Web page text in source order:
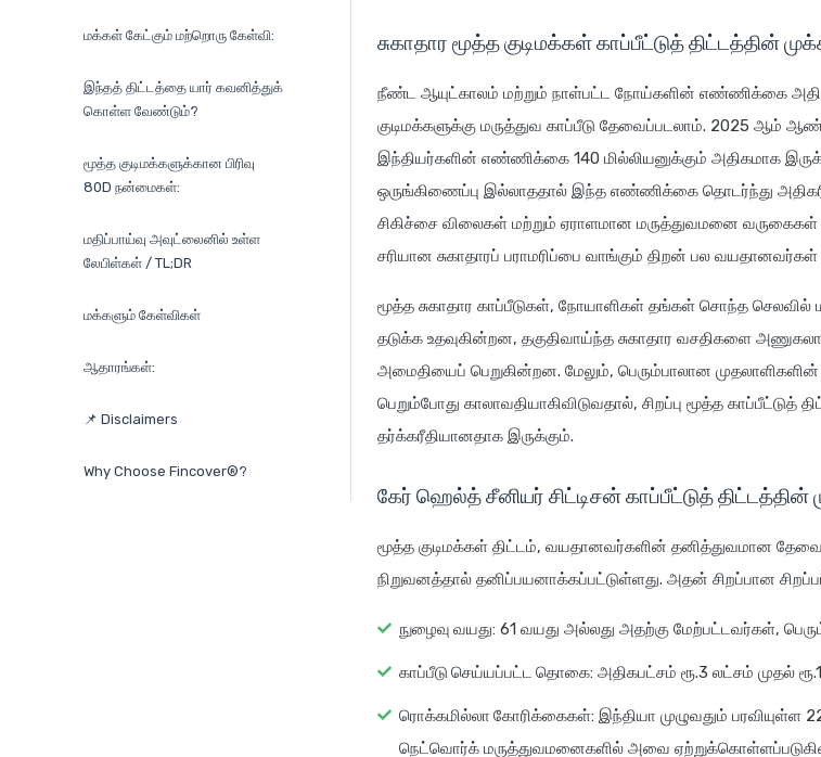
மக்கள் கேட்கும் மற்றொரு கேள்வி:
இந்தத் திட்டத்தை யார் கவனித்துக்
கொள்ள வேண்டும்?
மூத்த குடிமக்களுக்கான பிரிவு
80D நன்மைகள்:
மதிப்பாய்வு அவுட்லைனில் உள்ள
லேபிள்கள் / TL;DR
மக்களும் கேள்விகள்
ஆதாரங்கள்:
📌 Disclaimers
Why Choose Fincover®?
சுகாதார மூத்த குடிமக்கள் காப்பீட்டுத் திட்டத்தின்
நீண்ட ஆயுட்காலம் மற்றும் நாள்பட்ட நோய்களின் எண்ணிக்கை
குடிமக்களுக்கு மருத்துவ காப்பீடு தேவைப்படலாம். 2025 ஆம்
இந்தியர்களின் எண்ணிக்கை 140 மில்லியனுக்கும் அதிகமாக
ஒருங்கிணைப்பு இல்லாததால் இந்த எண்ணிக்கை தொடர்ந்து
சிகிச்சை விலைகள் மற்றும் ஏராளமான மருத்துவமனை வருகைகள்
சரியான சுகாதாரப் பராமரிப்பை வாங்கும் திறன் பல வயதானவர்கள்
மூத்த சுகாதார காப்பீடுகள், நோயாளிகள் தங்கள் சொந்த செலவில்
தடுக்க உதவுகின்றன, தகுதிவாய்ந்த சுகாதார வசதிகளை
அமைதியைப் பெறுகின்றன. மேலும், பெரும்பாலான முதலாளிகளின்
பெறும்போது காலாவதியாகிவிடுவதால், சிறப்பு மூத்த காப்பீட்டுத்
தர்க்கரீதியானதாக இருக்கும்.
கேர் ஹெல்த் சீனியர் சிட்டிசன் காப்பீட்டுத்
மூத்த குடிமக்கள் திட்டம், வயதானவர்களின் தனித்துவமான
நிறுவனத்தால் தனிப்பயனாக்கப்பட்டுள்ளது. அதன் சிறப்பான
நுழைவு வயது: 61 வயது அல்லது அதற்கு மேற்பட்டவர்கள்,
காப்பீடு செய்யப்பட்ட தொகை: அதிகபட்சம் ரூ.3 லட்சம் முதல்
ரொக்கமில்லா கோரிக்கைகள்: இந்தியா முழுவதும் பரவியுள்ள
நெட்வொர்க் மருத்துவமனைகளில் அவை